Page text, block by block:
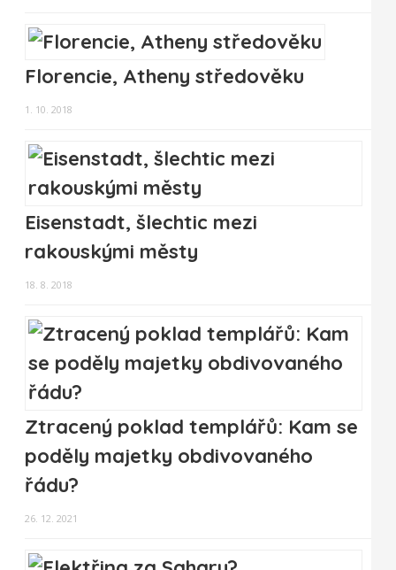
Florencie, Atheny středověku
1. 10. 2018
Eisenstadt, šlechtic mezi
rakouskými městy
18. 8. 2018
Ztracený poklad templářů: Kam se
poděly majetky obdivovaného
řádu?
26. 12. 2021